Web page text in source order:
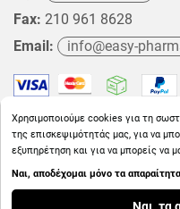
Fax: 210 961 8628
Email:
info@easy-
Copyright ©
Χρησιμοποιούμε cookies για τη
της επισκεψιμότητάς μας, για να
εξυπηρέτηση και για να μπορείς να
Ναι, αποδέχομαι μόνο τα